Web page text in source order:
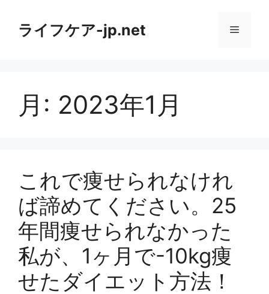
ライフケア-jp.net メ
月: 2023年1月
これで痩せられなけれ
ば諦めてください。25
年間痩せられなかった
私が、1ヶ月で-10kg痩
せたダイエット方法！